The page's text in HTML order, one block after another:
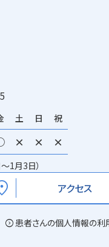
土 日 祝
× × ×
1月3日）
アクセス
expand_circle_right 患者さんの個人情報の利